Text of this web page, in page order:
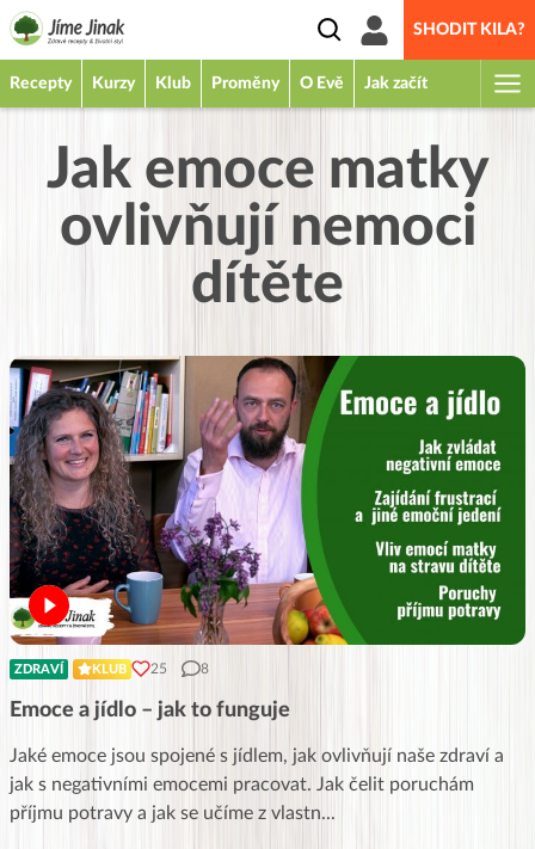
SHODIT KILA?
Recepty Kurzy Klub Proměny O Evě Jak začít
Jak emoce matky
ovlivňují nemoci
dítěte
ZDRAVÍ KLUB 25 8
Emoce a jídlo – jak to funguje
Jaké emoce jsou spojené s jídlem, jak ovlivňují naše zdraví a
jak s negativními emocemi pracovat. Jak čelit poruchám
příjmu potravy a jak se učíme z vlastn...